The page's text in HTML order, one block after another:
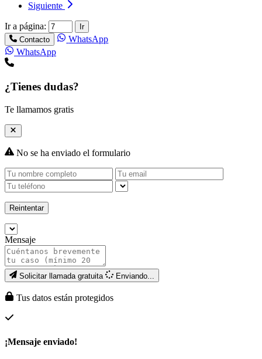
Siguiente
Ir a página:
Ir
Contacto
WhatsApp
WhatsApp
¿Tienes dudas?
Te llamamos gratis
No se ha enviado el formulario
Reintentar
Mensaje
Solicitar llamada gratuita Enviando...
Tus datos están protegidos
¡Mensaje enviado!